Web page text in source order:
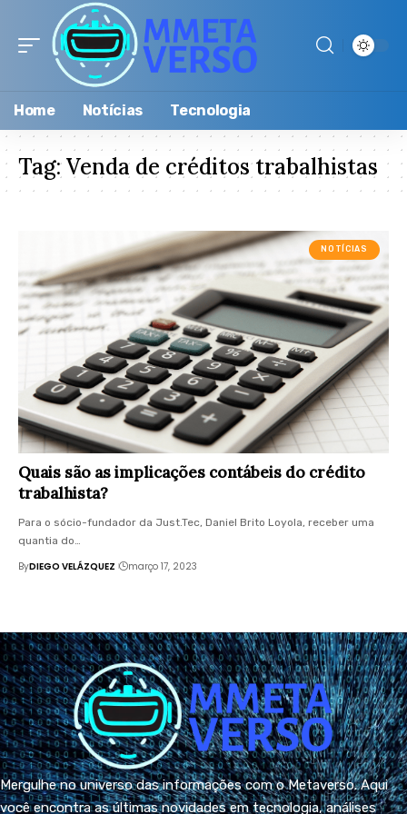
Home Notícias Tecnologia
Tag:Venda de créditos trabalhistas
NOTÍCIAS
Quais são as implicações contábeis do crédito
trabalhista?
Para o sócio-fundador da Just.Tec, Daniel Brito Loyola, receber uma
quantia do…
ByDIEGO VELÁZQUEZ março 17, 2023
Mergulhe no universo das informações com o Metaverso. Aqui
você encontra as últimas novidades em tecnologia, análises